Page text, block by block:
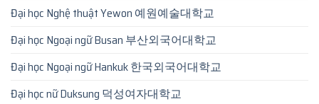
Đại học Nghệ thuật Yewon 예원예술대학교
Đại học Ngoại ngữ Busan 부산외국어대학교
Đại học Ngoại ngữ Hankuk 한국외국어대학교
Đại học nữ Duksung 덕성여자대학교